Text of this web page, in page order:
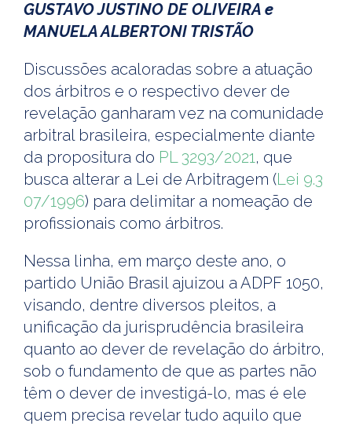
GUSTAVO JUSTINO DE OLIVEIRA e
MANUELA ALBERTONI TRISTÃO
Discussões acaloradas sobre a atuação
dos árbitros e o respectivo dever de
revelação ganharam vez na comunidade
arbitral brasileira, especialmente diante
da propositura do PL 3293/2021 , que
busca alterar a Lei de Arbitragem (Lei 9.3
07/1996) para delimitar a nomeação de
profissionais como árbitros.
Nessa linha, em março deste ano, o
partido União Brasil ajuizou a ADPF 1050,
visando, dentre diversos pleitos, a
unificação da jurisprudência brasileira
quanto ao dever de revelação do árbitro,
sob o fundamento de que as partes não
têm o dever de investigá-lo, mas é ele
quem precisa revelar tudo aquilo que